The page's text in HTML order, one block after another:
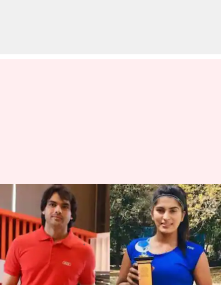
Neeraj Chopra Wife:నీరజ్ భార్య
హిమానీ మోర్‌ రూ.1.5 కోట్ల జాబ్
వదులుకుంది.. కారణం ఇదే!
వ్రాసిన వారు Jayachandra Akuri Aug 16, 2025 10:54 am
ఈ వార్తాకథనం ఏంటి